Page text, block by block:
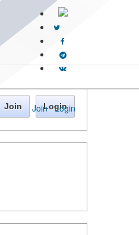
Join · Login
Join Login